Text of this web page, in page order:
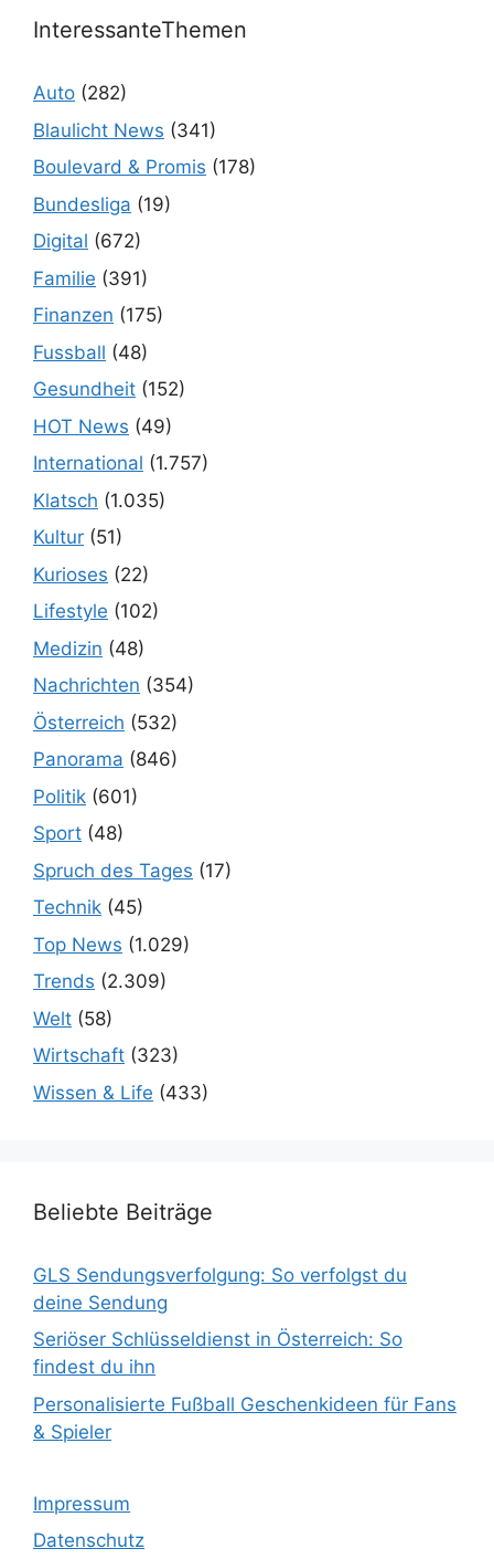
InteressanteThemen
Auto (282)
Blaulicht News (341)
Boulevard & Promis (178)
Bundesliga (19)
Digital (672)
Familie (391)
Finanzen (175)
Fussball (48)
Gesundheit (152)
HOT News (49)
International (1.757)
Klatsch (1.035)
Kultur (51)
Kurioses (22)
Lifestyle (102)
Medizin (48)
Nachrichten (354)
Österreich (532)
Panorama (846)
Politik (601)
Sport (48)
Spruch des Tages (17)
Technik (45)
Top News (1.029)
Trends (2.309)
Welt (58)
Wirtschaft (323)
Wissen & Life (433)
Beliebte Beiträge
GLS Sendungsverfolgung: So verfolgst du
deine Sendung
Seriöser Schlüsseldienst in Österreich: So
findest du ihn
Personalisierte Fußball Geschenkideen für Fans
& Spieler
Impressum
Datenschutz